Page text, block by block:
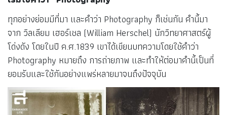
วิลเลียมเฮอร์เชล